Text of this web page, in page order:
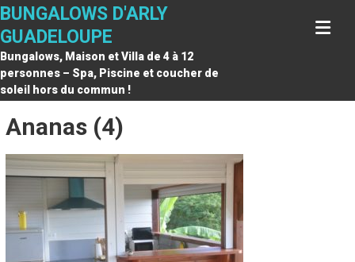
Skip
content
BUNGALOWS D'ARLY
GUADELOUPE
Bungalows, Maison et Villa de 4 à 12
personnes – Spa, Piscine et coucher de
soleil hors du commun !
Ananas (4)